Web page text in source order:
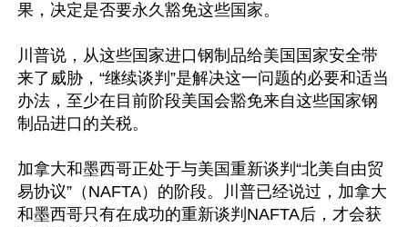
果，决定是否要永久豁免这些国家。
川普说，从这些国家进口钢制品给美国国家安全带
来了威胁，“继续谈判”是解决这一问题的必要和适当
办法，至少在目前阶段美国会豁免来自这些国家钢
制品进口的关税。
加拿大和墨西哥正处于与美国重新谈判“北美自由贸
易协议”（NAFTA）的阶段。川普已经说过，加拿大
和墨西哥只有在成功的重新谈判NAFTA后，才会获